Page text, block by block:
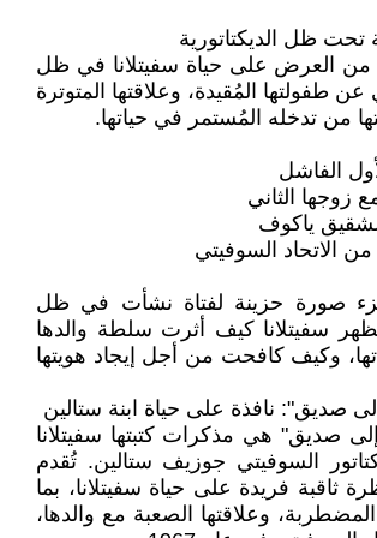
تحت ظل الديكتاتورية
من العرض على حياة سفيتلانا في ظل
طفولتها المُقيدة، وعلاقتها المتوترة
من تدخله المُستمر في حياتها.
الفاشل
زوجها الثاني
ياكوف
الاتحاد السوفيتي
صورة حزينة لفتاة نشأت في ظل
سفيتلانا كيف أثرت سلطة والدها
وكيف كافحت من أجل إيجاد هويتها
صديق": نافذة على حياة ابنة ستالين
صديق" هي مذكرات كتبتها سفيتلانا
السوفيتي جوزيف ستالين. تُقدم
ثاقبة فريدة على حياة سفيتلانا، بما
وعلاقتها الصعبة مع والدها،